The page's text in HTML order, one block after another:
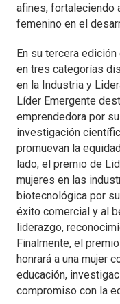
afines, fortaleciendo
femenino en el
En su tercera
en tres categorías
en la Industria y
Líder Emergente
emprendedora por
investigación
promuevan la
lado, el premio de
mujeres en las
biotecnológica por
éxito comercial y al
liderazgo,
Finalmente, el
honrará a una mujer
educación,
compromiso con la